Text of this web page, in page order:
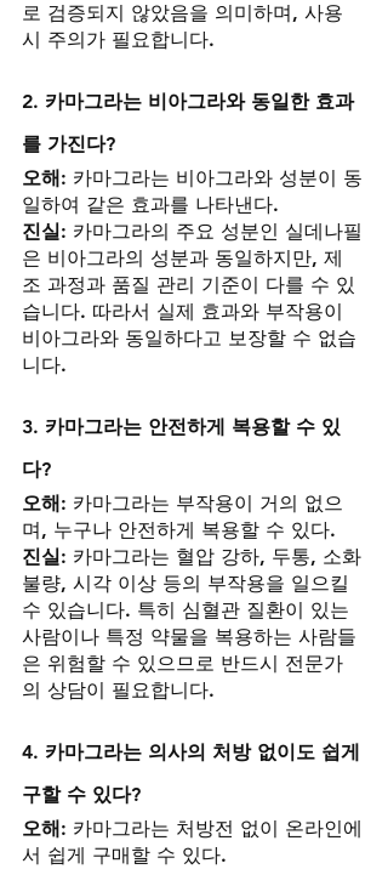
로 검증되지 않았음을 의미하며, 사용
시 주의가 필요합니다.
2. 카마그라는 비아그라와 동일한 효과
를 가진다?
오해: 카마그라는 비아그라와 성분이 동
일하여 같은 효과를 나타낸다.
진실: 카마그라의 주요 성분인 실데나필
은 비아그라의 성분과 동일하지만, 제
조 과정과 품질 관리 기준이 다를 수 있
습니다. 따라서 실제 효과와 부작용이
비아그라와 동일하다고 보장할 수 없습
니다.
3. 카마그라는 안전하게 복용할 수 있
다?
오해: 카마그라는 부작용이 거의 없으
며, 누구나 안전하게 복용할 수 있다.
진실: 카마그라는 혈압 강하, 두통, 소화
불량, 시각 이상 등의 부작용을 일으킬
수 있습니다. 특히 심혈관 질환이 있는
사람이나 특정 약물을 복용하는 사람들
은 위험할 수 있으므로 반드시 전문가
의 상담이 필요합니다.
4. 카마그라는 의사의 처방 없이도 쉽게
구할 수 있다?
오해: 카마그라는 처방전 없이 온라인에
서 쉽게 구매할 수 있다.